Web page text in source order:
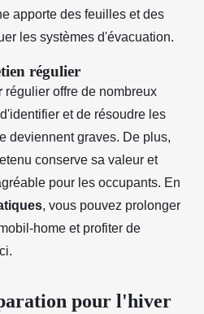
apporte des feuilles et des
les systèmes d'évacuation.
régulier
régulier offre de nombreux
et de résoudre les
deviennent graves. De plus,
conserve sa valeur et
pour les occupants. En
, vous pouvez prolonger
home et profiter de
pour l'hiver